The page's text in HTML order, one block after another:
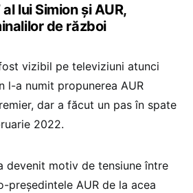
lui Simion și AUR,
de război
vizibil pe televiziuni atunci
l-a numit propunerea AUR
dar a făcut un pas în spate
2022.
devenit motiv de tensiune între
președintele AUR de la acea